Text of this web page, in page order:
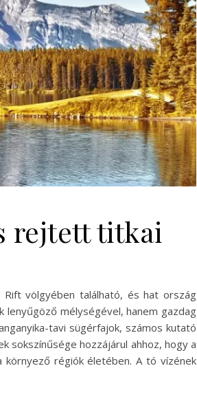
rejtett titkai
Rift völgyében található, és hat ország
lenyűgöző mélységével, hanem gazdag
tavi sügérfajok, számos kutató
sokszínűsége hozzájárul ahhoz, hogy a
régiók életében. A tó vízének